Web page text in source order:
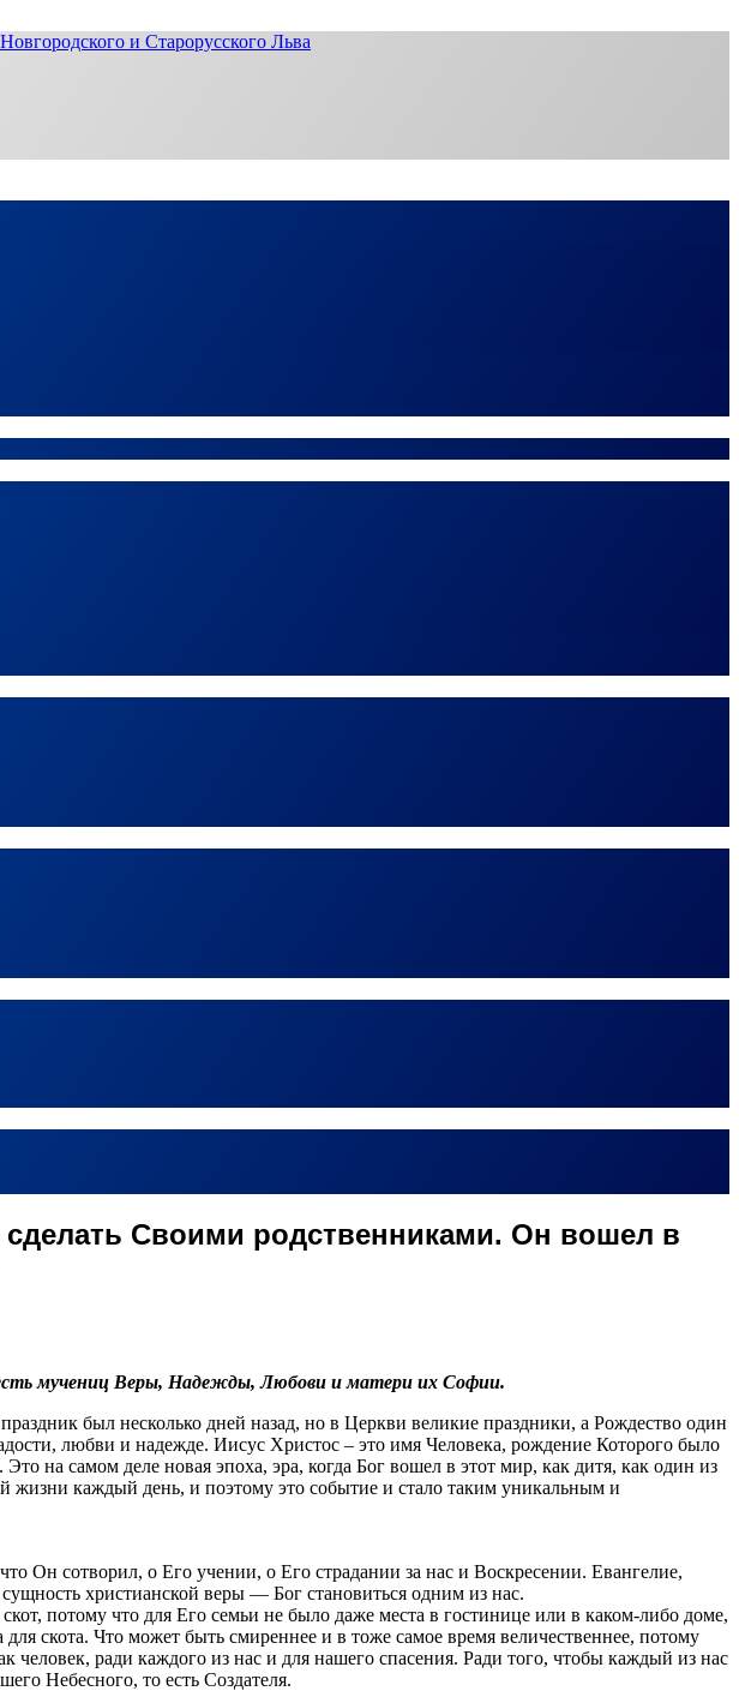
и Старорусского Льва
Своими родственниками. Он вошел в
мучениц Веры, Надежды, Любови и матери их Софии.
был несколько дней назад, но в Церкви великие праздники, а Рождество один
любви и надежде. Иисус Христос – это имя Человека, рождение Которого было
на самом деле новая эпоха, эра, когда Бог вошел в этот мир, как дитя, как один из
жизни каждый день, и поэтому это событие и стало таким уникальным и
Он сотворил, о Его учении, о Его страдании за нас и Воскресении. Евангелие,
сущность христианской веры — Бог становиться одним из нас.
потому что для Его семьи не было даже места в гостинице или в каком-либо доме,
скота. Что может быть смиреннее и в тоже самое время величественнее, потому
ради каждого из нас и для нашего спасения. Ради того, чтобы каждый из нас
Небесного, то есть Создателя.